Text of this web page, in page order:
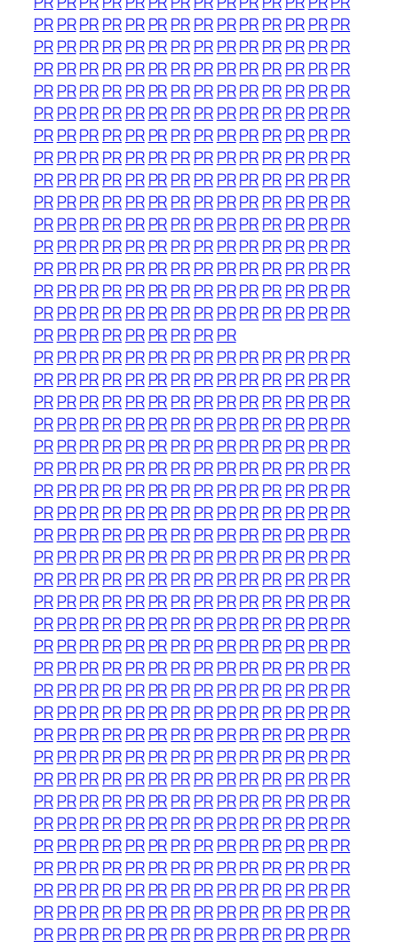
PRPRPRPRPR PRPRPRPRPRPRPR PRPR
PRPRPRPRPR PRPRPRPRPRPRPR PRPR
PRPRPRPRPR PRPRPRPRPRPRPR PRPR
PRPRPRPRPR PRPRPRPRPRPRPR PRPR
PRPRPRPRPR PRPRPRPRPRPRPR PRPR
PRPRPRPRPR PRPRPRPRPRPRPR PRPR
PRPRPRPRPR PRPRPRPRPRPRPR PRPR
PRPRPRPRPR PRPRPRPRPRPRPR PRPR
PRPRPRPRPR PRPRPRPRPRPRPR PRPR
PRPRPRPRPR PRPRPRPRPRPRPR PRPR
PRPRPRPRPR PRPRPRPRPRPRPR PRPR
PRPRPRPRPR PRPRPRPRPRPRPR PRPR
PRPRPRPRPR PRPRPRPRPRPRPR PRPR
PRPRPRPRPR PRPRPRPRPRPRPR PRPR
PRPRPRPRPR PRPRPRPR
PRPRPRPRPR PRPRPRPRPRPRPR PRPR
PRPRPRPRPR PRPRPRPRPRPRPR PRPR
PRPRPRPRPR PRPRPRPRPRPRPR PRPR
PRPRPRPRPR PRPRPRPRPRPRPR PRPR
PRPRPRPRPR PRPRPRPRPRPRPR PRPR
PRPRPRPRPR PRPRPRPRPRPRPR PRPR
PRPRPRPRPR PRPRPRPRPRPRPR PRPR
PRPRPRPRPR PRPRPRPRPRPRPR PRPR
PRPRPRPRPR PRPRPRPRPRPRPR PRPR
PRPRPRPRPR PRPRPRPRPRPRPR PRPR
PRPRPRPRPR PRPRPRPRPRPRPR PRPR
PRPRPRPRPR PRPRPRPRPRPRPR PRPR
PRPRPRPRPR PRPRPRPRPRPRPR PRPR
PRPRPRPRPR PRPRPRPRPRPRPR PRPR
PRPRPRPRPR PRPRPRPRPRPRPR PRPR
PRPRPRPRPR PRPRPRPRPRPRPR PRPR
PRPRPRPRPR PRPRPRPRPRPRPR PRPR
PRPRPRPRPR PRPRPRPRPRPRPR PRPR
PRPRPRPRPR PRPRPRPRPRPRPR PRPR
PRPRPRPRPR PRPRPRPRPRPRPR PRPR
PRPRPRPRPR PRPRPRPRPRPRPR PRPR
PRPRPRPRPR PRPRPRPRPRPRPR PRPR
PRPRPRPRPR PRPRPRPRPRPRPR PRPR
PRPRPRPRPR PRPRPRPRPRPRPR PRPR
PRPRPRPRPR PRPRPRPRPRPRPR PRPR
PRPRPRPRPR PRPRPRPRPRPRPR PRPR
PRPRPRPRPR PRPRPRPRPRPRPR PRPR